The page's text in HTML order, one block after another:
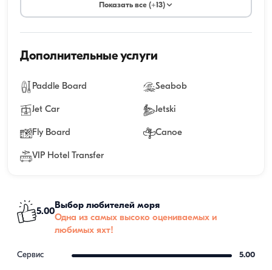
Показать все (+13)
Дополнительные услуги
Paddle Board Seabob
Jet Car Jetski
Fly Board Canoe
VIP Hotel Transfer
5.00
Выбор любителей моря
Одна из самых высоко оцениваемых и
любимых яхт!
Сервис 5.00